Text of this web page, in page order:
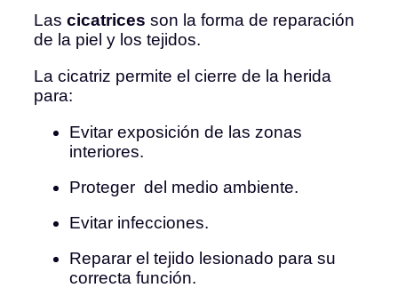
Las cicatrices son la forma de reparación
de la piel y los tejidos.
La cicatriz permite el cierre de la herida
para:
Evitar exposición de las zonas
interiores.
Proteger del medio ambiente.
Evitar infecciones.
Reparar el tejido lesionado para su
correcta función.